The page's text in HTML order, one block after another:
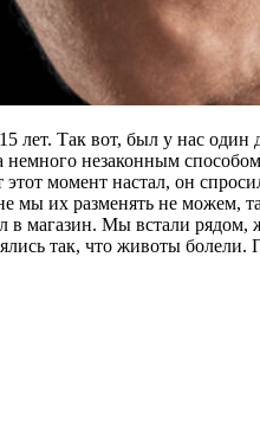
Так вот, был у нас один
незаконным
момент настал, он
мы их разменять не
в магазин. Мы встали
так, что животы болели.